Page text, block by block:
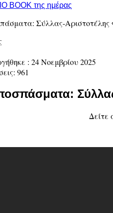
BOOK της ημέρας
: 24 Νοεμβρίου 2025
961
Δείτε